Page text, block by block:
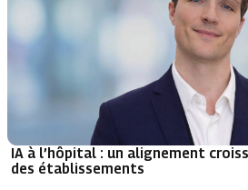
IA à l’hôpital : un alignement
des établissements